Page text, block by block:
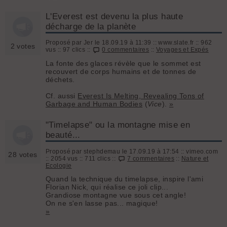
2 votes
L'Everest est devenu la plus haute
décharge de la planète
Proposé par Jer le 18.09.19 à 11:39 :: www.slate.fr :: 962
vus :: 97 clics ::
0 commentaires :: Voyages et Expés
La fonte des glaces révèle que le sommet est
recouvert de corps humains et de tonnes de
déchets.
Cf. aussi Everest Is Melting, Revealing Tons of
Garbage and Human Bodies (Vice). »
28 votes
"Timelapse" ou la montagne mise en
beauté...
Proposé par stephdemau le 17.09.19 à 17:54 :: vimeo.com
:: 2054 vus :: 711 clics ::
7 commentaires :: Nature et
Ecologie
Quand la technique du timelapse, inspire l'ami
Florian Nick, qui réalise ce joli clip...
Grandiose montagne vue sous cet angle!
On ne s'en lasse pas... magique!
»